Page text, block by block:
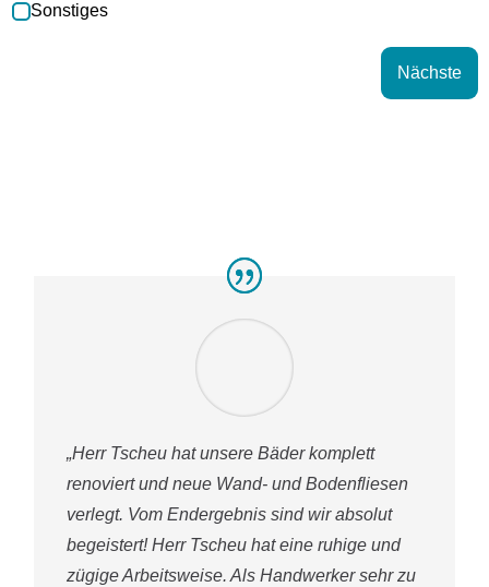
Sonstiges
Nächste
„Herr Tscheu hat unsere Bäder komplett
renoviert und neue Wand- und Bodenfliesen
verlegt. Vom Endergebnis sind wir absolut
begeistert! Herr Tscheu hat eine ruhige und
zügige Arbeitsweise. Als Handwerker sehr zu